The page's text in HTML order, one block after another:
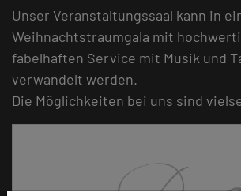
Unser Veranstaltungssaal kann in
Weihnachtstraumgala mit
fabelhaften Service mit Musik und
verwandelt werden.
Die Möglichkeiten bei uns sind